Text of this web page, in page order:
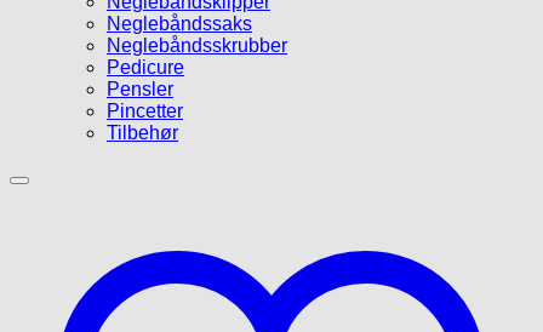
Neglebåndssaks
Neglebåndsskrubber
Pedicure
Pensler
Pincetter
Tilbehør